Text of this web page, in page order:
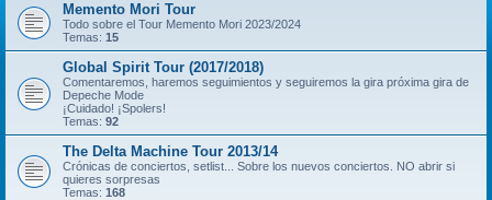
Memento Mori Tour
Todo sobre el Tour Memento Mori 2023/2024
Temas: 15
Global Spirit Tour (2017/2018)
Comentaremos, haremos seguimientos y seguiremos la gira próxima gira de
Depeche Mode
¡Cuidado! ¡Spolers!
Temas: 92
The Delta Machine Tour 2013/14
Crónicas de conciertos, setlist... Sobre los nuevos conciertos. NO abrir si
quieres sorpresas
Temas: 168